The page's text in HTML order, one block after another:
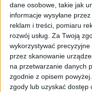
dane osobowe, takie jak
informacje wysyłane
reklam i treści, pomiaru
rozwój usług. Za Twoją
wykorzystywać
przez skanowanie
na przetwarzanie danych
zgodnie z opisem
zgody lub uzyskać dostęp